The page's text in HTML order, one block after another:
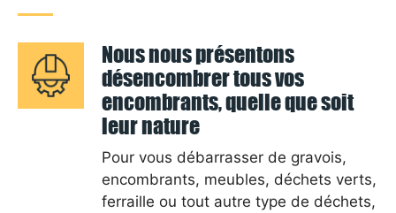
Nous nous présentons
désencombrer tous vos
encombrants, quelle que soit
leur nature
Pour vous débarrasser de gravois,
encombrants, meubles, déchets verts,
ferraille ou tout autre type de déchets,